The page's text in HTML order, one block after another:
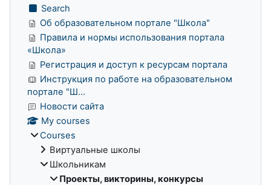
Search
Об образовательном портале "Школа"
Правила и нормы использования портала
«Школа»
Регистрация и доступ к ресурсам портала
Инструкция по работе на образовательном
портале "Ш...
Новости сайта
My courses
Courses
Виртуальные школы
Школьникам
Проекты, викторины, конкурсы